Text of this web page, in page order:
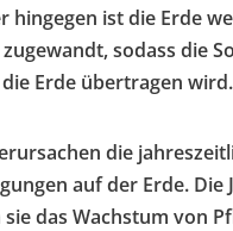
ist die Erde
sodass die
Erde übertragen wird.
die
auf der Erde. Die
das Wachstum von